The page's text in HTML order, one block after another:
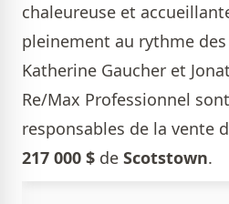
chaleureuse et
pleinement au rythme
Katherine Gaucher et
Re/Max Professionnel
responsables de la vente
217 000 $ de Scotstown.